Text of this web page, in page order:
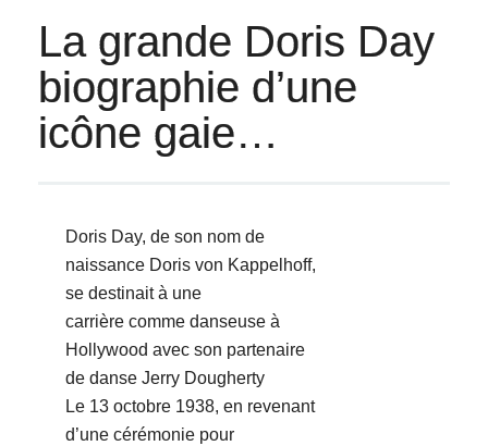
La grande Doris Day
biographie d’une
icône gaie…
Doris Day, de son nom de
naissance Doris von Kappelhoff,
se destinait à une
carrière comme danseuse à
Hollywood avec son partenaire
de danse Jerry Dougherty
Le 13 octobre 1938, en revenant
d’une cérémonie pour